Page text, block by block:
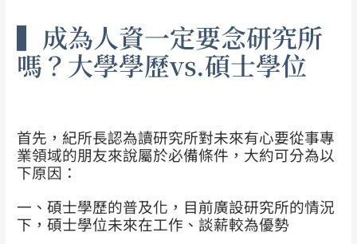
▍成為人資一定要念研究所
嗎？大學學歷vs.碩士學位
首先，紀所長認為讀研究所對未來有心要從事專
業領域的朋友來說屬於必備條件，大約可分為以
下原因：
一、碩士學歷的普及化，目前廣設研究所的情況
下，碩士學位未來在工作、談薪較為優勢